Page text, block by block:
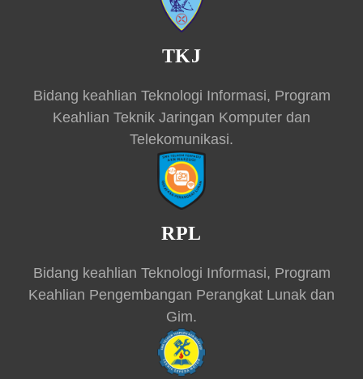
TKJ
Bidang keahlian Teknologi Informasi, Program
Keahlian Teknik Jaringan Komputer dan
Telekomunikasi.
RPL
Bidang keahlian Teknologi Informasi, Program
Keahlian Pengembangan Perangkat Lunak dan
Gim.